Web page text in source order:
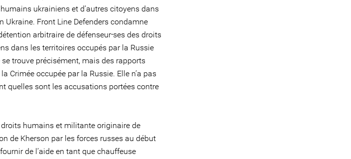
ukrainiens et d’autres citoyens dans
Ukraine. Front Line Defenders condamne
arbitraire de défenseur⸱ses des droits
dans les territoires occupés par la Russie
trouve précisément, mais des rapports
Crimée occupée par la Russie. Elle n’a pas
quelles sont les accusations portées contre
humains et militante originaire de
de Kherson par les forces russes au début
de l’aide en tant que chauffeuse